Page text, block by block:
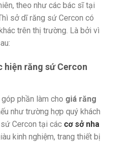
theo như các bác sĩ tại
sở dĩ răng sứ Cercon có
trên thị trường. Là bởi vì
hiện răng sứ Cercon
phần làm cho giá răng
như trường hợp quý khách
Cercon tại các cơ sở nha
kinh nghiệm, trang thiết bị